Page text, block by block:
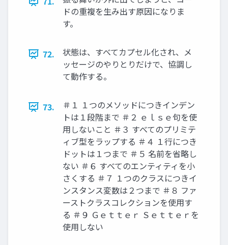
ドの重複を生み出す原因になりま
す。
72.
状態は、すべてカプセル化され、メ
ッセージのやりとりだけで、協調し
て動作する。
73.
＃１ １つのメソッドにつきインデン
トは１段階まで ＃２ ｅｌｓｅ句を使
用しないこと ＃３ すべてのプリミテ
ィブ型をラップする ＃４ １行につき
ドットは１つまで ＃５ 名前を省略し
ない ＃６ すべてのエンティティを小
さくする ＃７ １つのクラスにつきイ
ンスタンス変数は２つまで ＃８ ファ
ーストクラスコレクションを使用す
る ＃９ Ｇｅｔｔｅｒ Ｓｅｔｔｅｒを
使用しない